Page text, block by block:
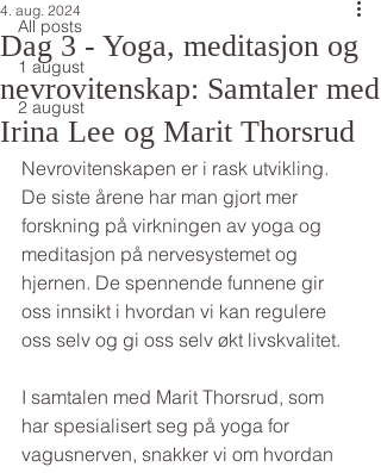
All posts
1 august
2 august
Dag 3 - Yoga, meditasjon og
nevrovitenskap: Samtaler med
Irina Lee og Marit Thorsrud
4. aug. 2024
Nevrovitenskapen er i rask utvikling.
De siste årene har man gjort mer
forskning på virkningen av yoga og
meditasjon på nervesystemet og
hjernen. De spennende funnene gir
oss innsikt i hvordan vi kan regulere
oss selv og gi oss selv økt livskvalitet.
I samtalen med Marit Thorsrud, som
har spesialisert seg på yoga for
vagusnerven, snakker vi om hvordan